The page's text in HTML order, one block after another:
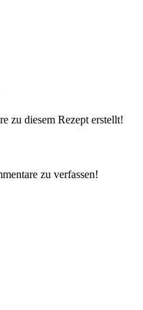
zu diesem Rezept erstellt!
zu verfassen!